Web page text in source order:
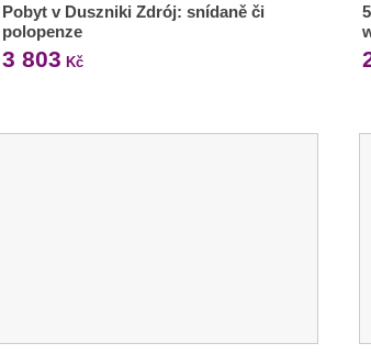
Pobyt v Duszniki Zdrój: snídaně či
polopenze
3 803 Kč